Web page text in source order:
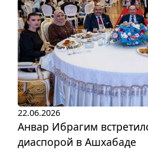
22.06.2026
Анвар Ибрагим
диаспорой в Ашхабаде